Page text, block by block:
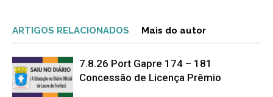
ARTIGOS RELACIONADOS Mais do autor
7.8.26 Port Gapre 174 – 181
Concessão de Licença Prêmio